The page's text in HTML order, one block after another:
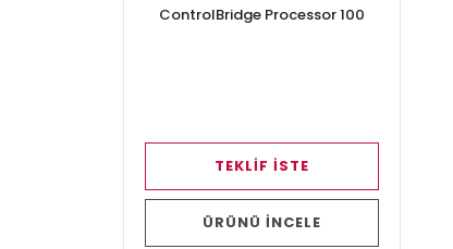
ControlBridge Processor 100
TEKLİF İSTE
ÜRÜNÜ İNCELE